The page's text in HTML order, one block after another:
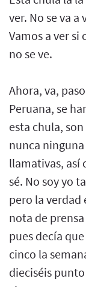
ver. No se va
Vamos a ver si
no se ve.
Ahora, va,
Peruana, se
esta chula,
nunca
llamativas, así
sé. No soy yo
pero la verdad
nota de
pues decía
cinco la
dieciséis